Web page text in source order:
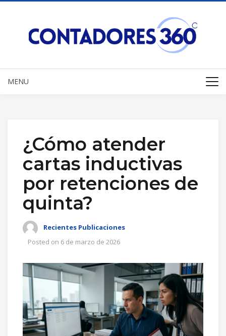
MENU
¿Cómo atender
cartas inductivas
por retenciones de
quinta?
Recientes Publicaciones
Posted on 6 de marzo de 2026